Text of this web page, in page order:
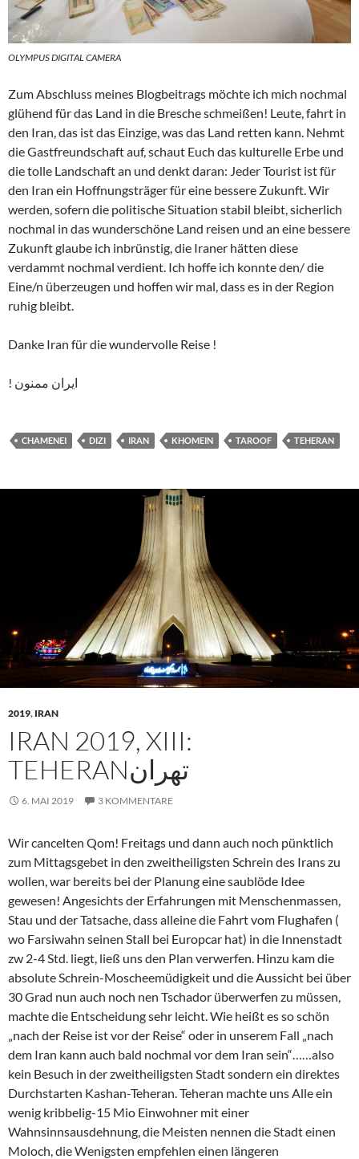
OLYMPUS DIGITAL CAMERA
Zum Abschluss meines Blogbeitrags möchte ich mich nochmal
glühend für das Land in die Bresche schmeißen! Leute, fahrt in
den Iran, das ist das Einzige, was das Land retten kann. Nehmt
die Gastfreundschaft auf, schaut Euch das kulturelle Erbe und
die tolle Landschaft an und denkt daran: Jeder Tourist ist für
den Iran ein Hoffnungsträger für eine bessere Zukunft. Wir
werden, sofern die politische Situation stabil bleibt, sicherlich
nochmal in das wunderschöne Land reisen und an eine bessere
Zukunft glaube ich inbrünstig, die Iraner hätten diese
verdammt nochmal verdient. Ich hoffe ich konnte den/ die
Eine/n überzeugen und hoffen wir mal, dass es in der Region
ruhig bleibt.
Danke Iran für die wundervolle Reise !
! ایران ممنون
CHAMENEI DIZI IRAN KHOMEIN TAROOF TEHERAN
2019, IRAN
IRAN 2019, XIII:
TEHERANتهران
6. MAI 2019 3 KOMMENTARE
Wir cancelten Qom! Freitags und dann auch noch pünktlich
zum Mittagsgebet in den zweitheiligsten Schrein des Irans zu
wollen, war bereits bei der Planung eine saublöde Idee
gewesen! Angesichts der Erfahrungen mit Menschenmassen,
Stau und der Tatsache, dass alleine die Fahrt vom Flughafen (
wo Farsiwahn seinen Stall bei Europcar hat) in die Innenstadt
zw 2-4 Std. liegt, ließ uns den Plan verwerfen. Hinzu kam die
absolute Schrein-Moscheemüdigkeit und die Aussicht bei über
30 Grad nun auch noch nen Tschador überwerfen zu müssen,
machte die Entscheidung sehr leicht. Wie heißt es so schön
„nach der Reise ist vor der Reise“ oder in unserem Fall „nach
dem Iran kann auch bald nochmal vor dem Iran sein“……also
kein Besuch in der zweitheiligsten Stadt sondern ein direktes
Durchstarten Kashan-Teheran. Teheran machte uns Alle ein
wenig kribbelig-15 Mio Einwohner mit einer
Wahnsinnsausdehnung, die Meisten nennen die Stadt einen
Moloch, die Wenigsten empfehlen einen längeren